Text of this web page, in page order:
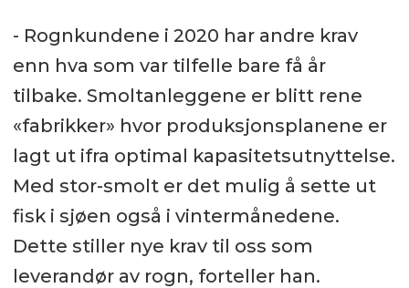
- Rognkundene i 2020 har andre krav
enn hva som var tilfelle bare få år
tilbake. Smoltanleggene er blitt rene
«fabrikker» hvor produksjonsplanene er
lagt ut ifra optimal kapasitetsutnyttelse.
Med stor-smolt er det mulig å sette ut
fisk i sjøen også i vintermånedene.
Dette stiller nye krav til oss som
leverandør av rogn, forteller han.